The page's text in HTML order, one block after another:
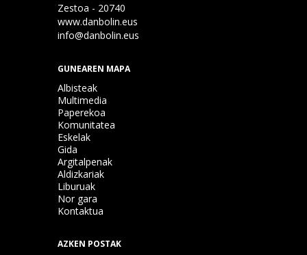
Zestoa - 20740
www.danbolin.eus
info@danbolin.eus
GUNEAREN MAPA
Albisteak
Multimedia
Paperekoa
Komunitatea
Eskelak
Gida
Argitalpenak
Aldizkariak
Liburuak
Nor gara
Kontaktua
AZKEN POSTAK